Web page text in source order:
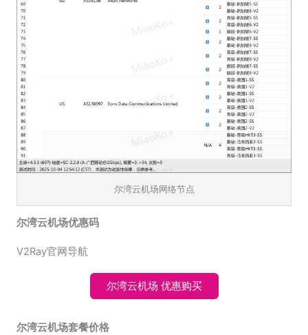
尔湾云机场网络节点
尔湾云机场优惠码
V2Ray官网导航
尔湾云机场 优惠购买
尔湾云机场套餐价格